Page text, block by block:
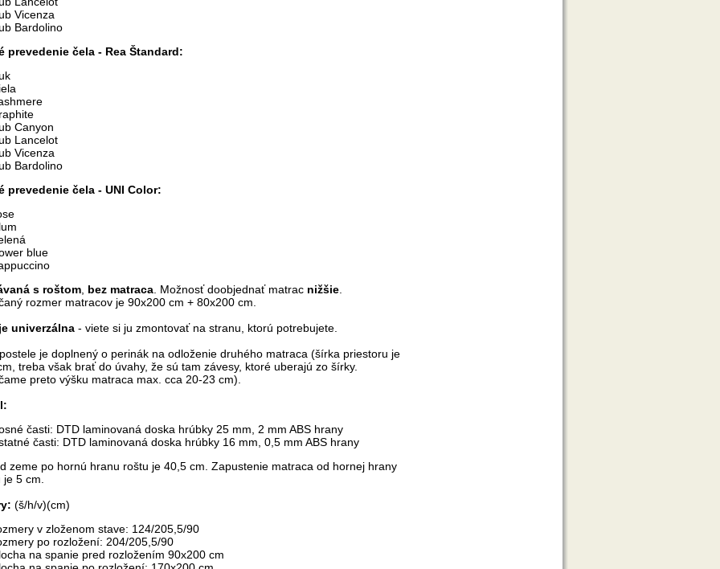
Vicenza
Bardolino
prevedenie čela - Rea Štandard:
Canyon
Lancelot
Vicenza
Bardolino
prevedenie čela - UNI Color:
blue
s roštom bez matraca . Možnosť doobjednať matrac nižšie
rozmer matracov je 90x200 cm + 80x200 cm.
univerzálna - viete si ju zmontovať na stranu, ktorú potrebujete.
je doplnený o perinák na odloženie druhého matraca (šírka priestoru je
treba však brať do úvahy, že sú tam závesy, ktoré uberajú zo šírky.
preto výšku matraca max. cca 20-23 cm).
časti: DTD laminovaná doska hrúbky 25 mm, 2 mm ABS hrany
časti: DTD laminovaná doska hrúbky 16 mm, 0,5 mm ABS hrany
zeme po hornú hranu roštu je 40,5 cm. Zapustenie matraca od hornej hrany
5 cm.
(š/h/v)(cm)
v zloženom stave: 124/205,5/90
po rozložení: 204/205,5/90
na spanie pred rozložením 90x200 cm